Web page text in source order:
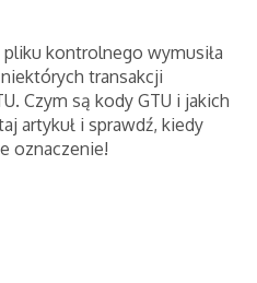
kontrolnego wymusiła
transakcji
Czym są kody GTU i jakich
artykuł i sprawdź, kiedy
oznaczenie!